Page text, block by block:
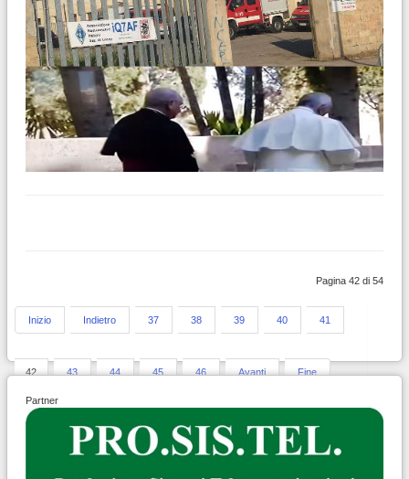
Pagina 42 di 54
Inizio Indietro 37 38 39 40 41
42 43 44 45 46 Avanti Fine
Partner